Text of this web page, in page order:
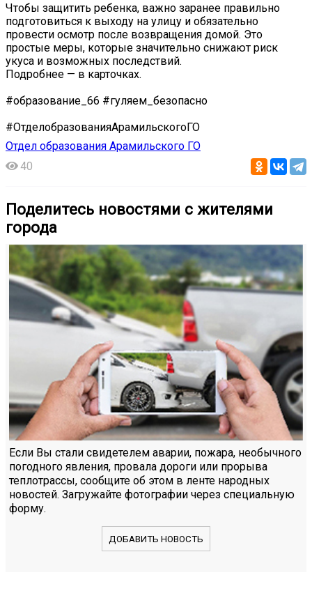
Чтобы защитить ребенка, важно заранее правильно
подготовиться к выходу на улицу и обязательно
провести осмотр после возвращения домой. Это
простые меры, которые значительно снижают риск
укуса и возможных последствий.
Подробнее — в карточках.
#образование_66 #гуляем_безопасно
#ОтделобразованияАрамильскогоГО
Отдел образования Арамильского ГО
40
Поделитесь новостями с жителями
города
Если Вы стали свидетелем аварии, пожара, необычного
погодного явления, провала дороги или прорыва
теплотрассы, сообщите об этом в ленте народных
новостей. Загружайте фотографии через специальную
форму.
ДОБАВИТЬ НОВОСТЬ